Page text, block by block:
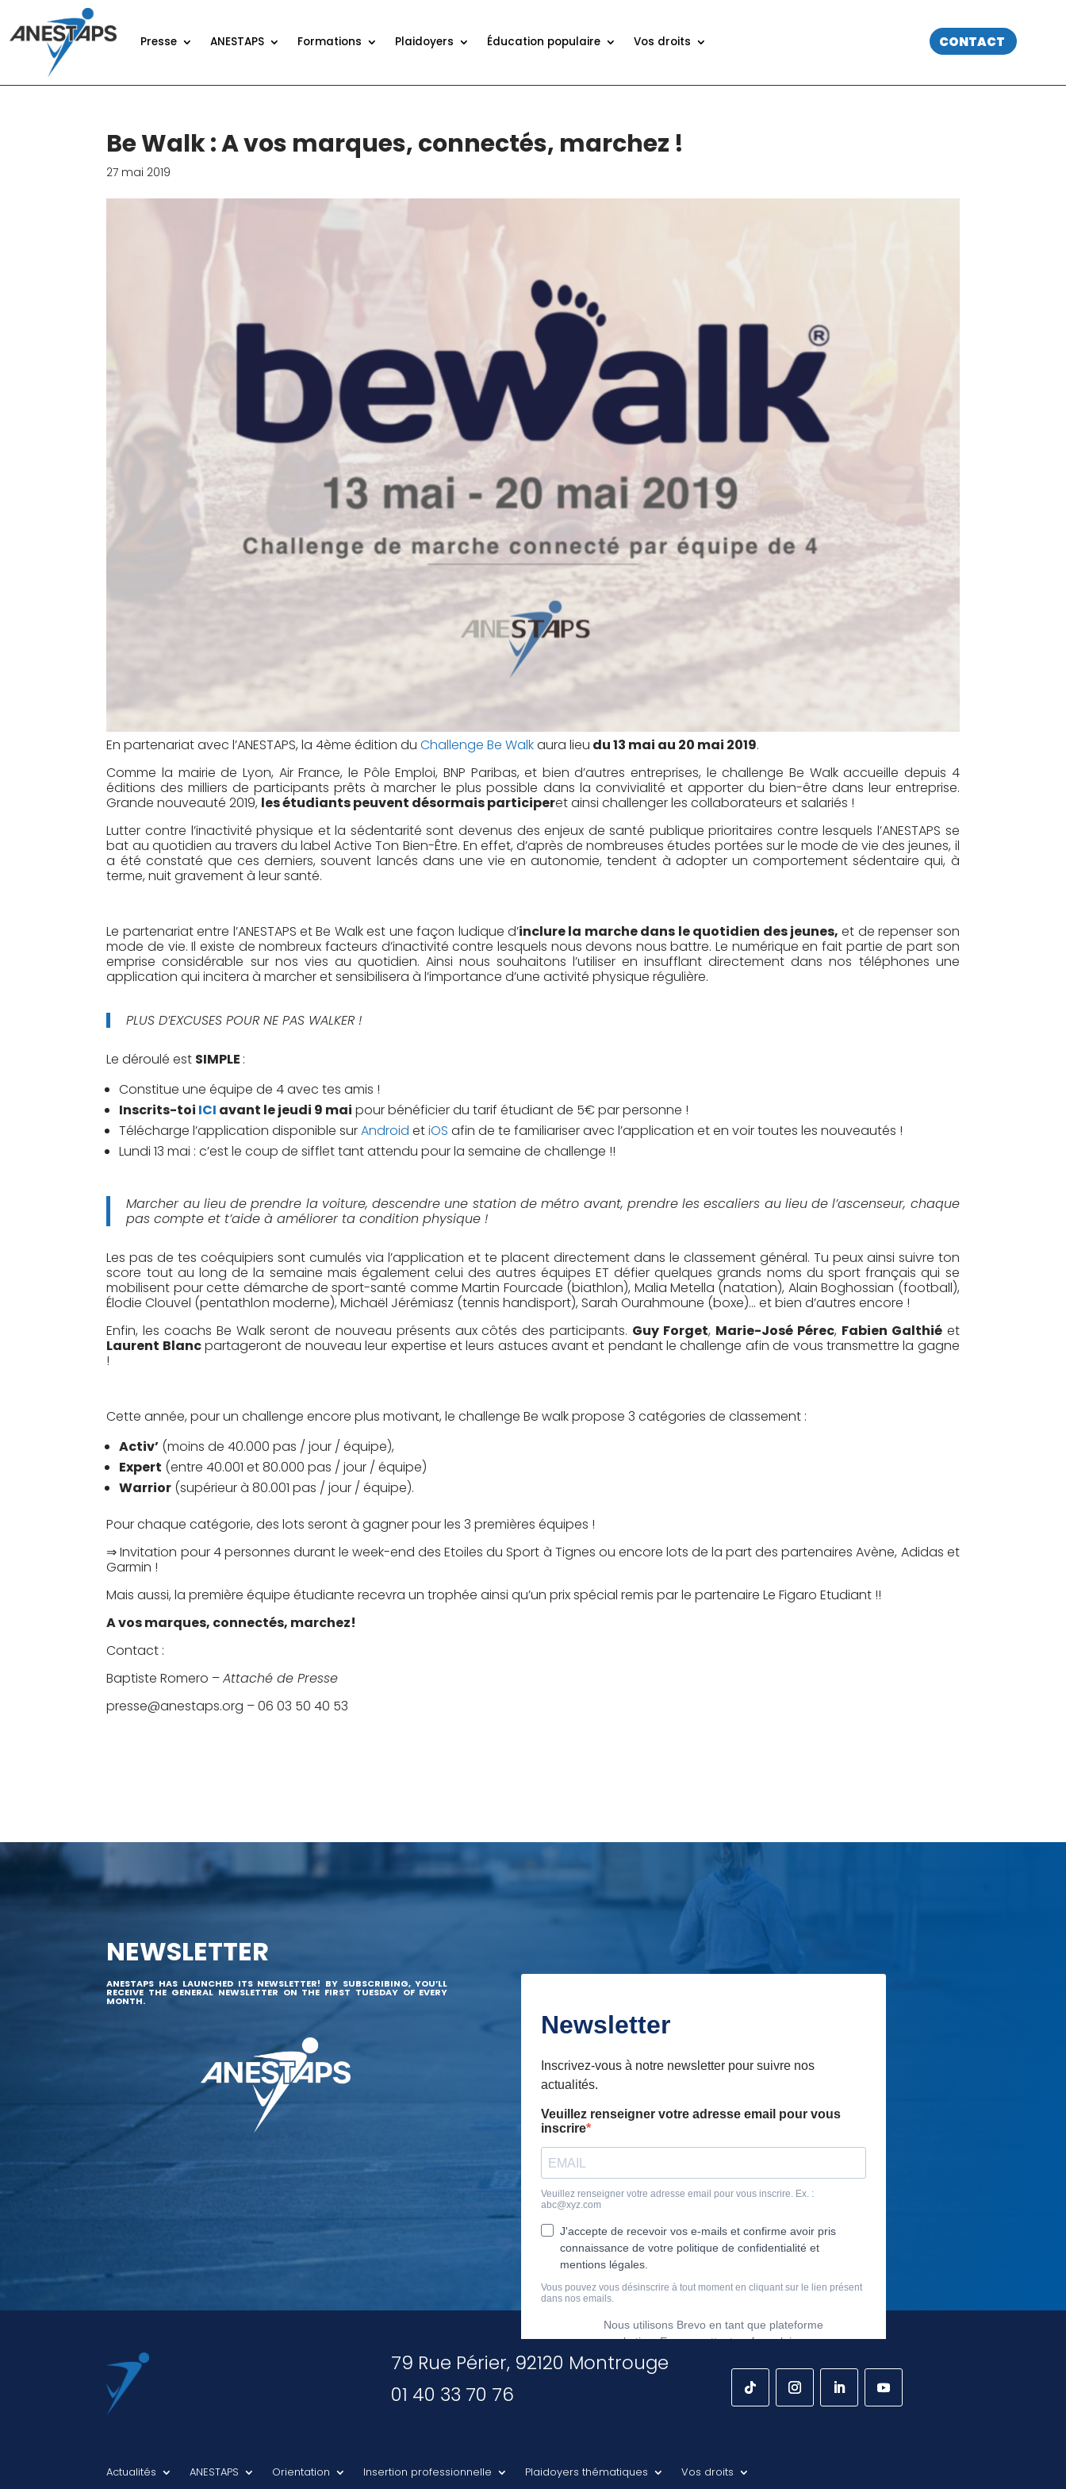
Presse ANESTAPS Formations Plaidoyers Éducation populaire Vos droits CONTACT
Be Walk : A vos marques, connectés, marchez !
27 mai 2019
En partenariat avec l’ANESTAPS, la 4ème édition duChallenge Be Walkaura lieu du 13 mai au 20 mai 2019.
Comme la mairie de Lyon, Air France, le Pôle Emploi, BNP Paribas, et bien d’autres entreprises, le challenge Be Walk accueille depuis 4
éditions des milliers de participants prêts à marcher le plus possible dans la convivialité et apporter du bien-être dans leur entreprise.
Grande nouveauté 2019, les étudiants peuvent désormais participeret ainsi challenger les collaborateurs et salariés !
Lutter contre l’inactivité physique et la sédentarité sont devenus des enjeux de santé publique prioritaires contre lesquels l’ANESTAPS se
bat au quotidien au travers du label Active Ton Bien-Être. En effet, d’après de nombreuses études portées sur le mode de vie des jeunes, il
a été constaté que ces derniers, souvent lancés dans une vie en autonomie, tendent à adopter un comportement sédentaire qui, à
terme, nuit gravement à leur santé.
Le partenariat entre l’ANESTAPS et Be Walk est une façon ludique d’inclure la marche dans le quotidien des jeunes, et de repenser son
mode de vie. Il existe de nombreux facteurs d’inactivité contre lesquels nous devons nous battre. Le numérique en fait partie de part son
emprise considérable sur nos vies au quotidien. Ainsi nous souhaitons l’utiliser en insufflant directement dans nos téléphones une
application qui incitera à marcher et sensibilisera à l’importance d’une activité physique régulière.
PLUS D’EXCUSES POUR NE PAS WALKER !
Le déroulé est SIMPLE :
Constitue une équipe de 4 avec tes amis !
Inscrits-toi ICI avant le jeudi 9 mai pour bénéficier du tarif étudiant de 5€ par personne !
Télécharge l’application disponible surAndroid etiOS afin de te familiariser avec l’application et en voir toutes les nouveautés !
Lundi 13 mai : c’est le coup de sifflet tant attendu pour la semaine de challenge !!
Marcher au lieu de prendre la voiture, descendre une station de métro avant, prendre les escaliers au lieu de l’ascenseur, chaque
pas compte et t’aide à améliorer ta condition physique !
Les pas de tes coéquipiers sont cumulés via l’application et te placent directement dans le classement général. Tu peux ainsi suivre ton
score tout au long de la semaine mais également celui des autres équipes ET défier quelques grands noms du sport français qui se
mobilisent pour cette démarche de sport-santé comme Martin Fourcade (biathlon), Malia Metella (natation), Alain Boghossian (football),
Élodie Clouvel (pentathlon moderne), Michaël Jérémiasz (tennis handisport), Sarah Ourahmoune (boxe)… et bien d’autres encore !
Enfin, les coachs Be Walk seront de nouveau présents aux côtés des participants. Guy Forget, Marie-José Pérec, Fabien Galthiéet
Laurent Blancpartageront de nouveau leur expertise et leurs astuces avant et pendant le challenge afin de vous transmettre la gagne
!
Cette année, pour un challenge encore plus motivant, le challenge Be walk propose 3 catégories de classement :
Activ’ (moins de 40.000 pas / jour / équipe),
Expert (entre 40.001 et 80.000 pas / jour / équipe)
Warrior (supérieur à 80.001 pas / jour / équipe).
Pour chaque catégorie, des lots seront à gagner pour les 3 premières équipes !
⇒ Invitation pour 4 personnes durant le week-end des Etoiles du Sport à Tignes ou encore lots de la part des partenaires Avène, Adidas et
Garmin !
Mais aussi, la première équipe étudiante recevra un trophée ainsi qu’un prix spécial remis par le partenaire Le Figaro Etudiant !!
A vos marques, connectés, marchez!
Contact :
Baptiste Romero –Attaché de Presse
presse@anestaps.org – 06 03 50 40 53
NEWSLETTER
ANESTAPS HAS LAUNCHED ITS NEWSLETTER! BY SUBSCRIBING, YOU’LL
RECEIVE THE GENERAL NEWSLETTER ON THE FIRST TUESDAY OF EVERY
MONTH.
79 Rue Périer, 92120 Montrouge
01 40 33 70 76
Actualités ANESTAPS Orientation Insertion professionnelle Plaidoyers thématiques Vos droits